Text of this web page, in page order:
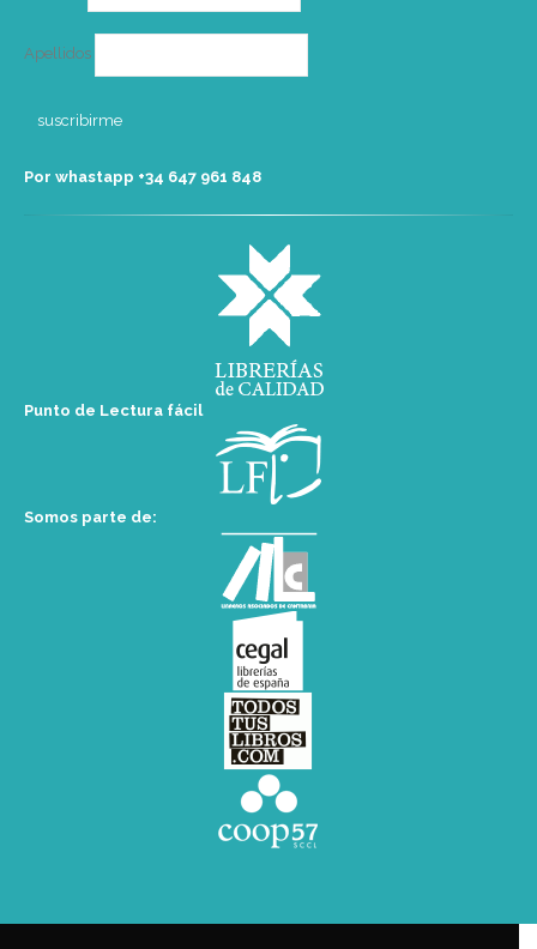
Apellidos
Por whastapp +34 ‭647 961 848‬
Punto de Lectura fácil
Somos parte de: